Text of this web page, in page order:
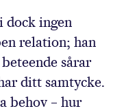
dock ingen
relation; han
sårar
ditt samtycke.
behov – hur